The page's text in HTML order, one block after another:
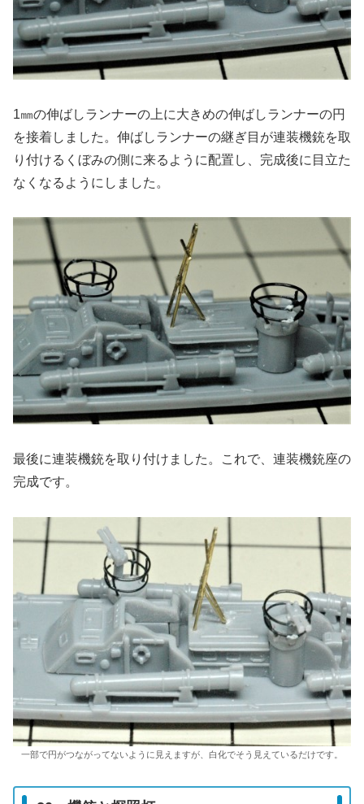
1㎜の伸ばしランナーの上に大きめの伸ばしランナーの円
を接着しました。伸ばしランナーの継ぎ目が連装機銃を取
り付けるくぼみの側に来るように配置し、完成後に目立た
なくなるようにしました。
最後に連装機銃を取り付けました。これで、連装機銃座の
完成です。
一部で円がつながってないように見えますが、白化でそう見えているだけです。